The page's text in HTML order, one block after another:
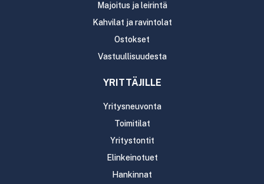
Majoitus ja leirintä
Kahvilat ja ravintolat
Ostokset
Vastuullisuudesta
YRITTÄJILLE
Yritysneuvonta
Toimitilat
Yritystontit
Elinkeinotuet
Hankinnat